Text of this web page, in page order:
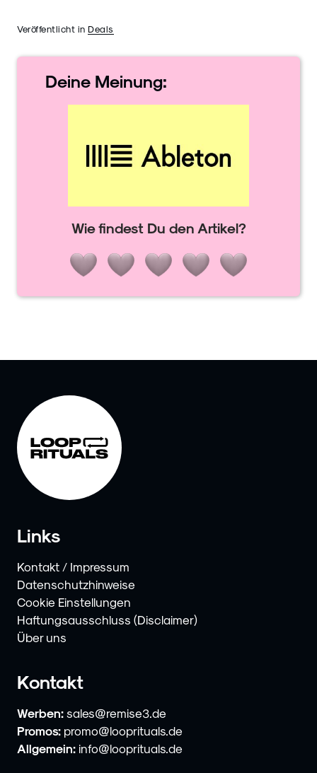
Veröffentlicht in Deals
Deine Meinung:
Wie findest Du den Artikel?
Links
Kontakt / Impressum
Datenschutzhinweise
Cookie Einstellungen
Haftungsausschluss (Disclaimer)
Über uns
Kontakt
Werben: sales@remise3.de
Promos: promo@looprituals.de
Allgemein: info@looprituals.de